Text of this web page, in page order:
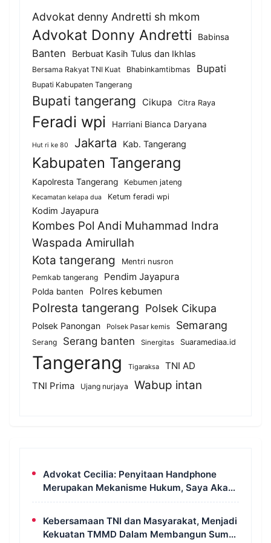
Advokat denny Andretti sh mkom
Advokat Donny Andretti Babinsa
Banten Berbuat Kasih Tulus dan Ikhlas
Bersama Rakyat TNI Kuat Bhabinkamtibmas Bupati
Bupati Kabupaten Tangerang
Bupati tangerang Cikupa Citra Raya
Feradi wpi Harriani Bianca Daryana
Hut ri ke 80 Jakarta Kab. Tangerang
Kabupaten Tangerang
Kapolresta Tangerang Kebumen jateng
Kecamatan kelapa dua Ketum feradi wpi
Kodim Jayapura
Kombes Pol Andi Muhammad Indra
Waspada Amirullah
Kota tangerang
Mentri nusron
Pemkab tangerang
Pendim Jayapura
Polda banten Polres kebumen
Polresta tangerang Polsek Cikupa
Polsek Panongan Polsek Pasar kemis Semarang
Serang Serang banten Sinergitas Suaramediaa.id
Tangerang Tigaraksa
TNI AD
TNI Prima
Ujang nurjaya Wabup intan
Advokat Cecilia: Penyitaan Handphone
Merupakan Mekanisme Hukum, Saya Akan
Kooperatif Apabila Diminta Penyidik dan
Kebersamaan TNI dan Masyarakat, Menjadi
Kekuatan TMMD Dalam Membangun Sumur